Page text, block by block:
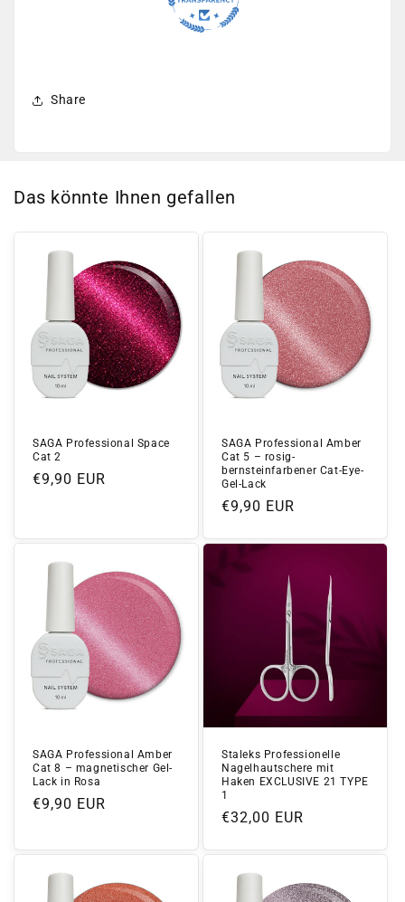
Share
Das könnte Ihnen gefallen
SAGA Professional Space
Cat 2
Normaler
€9,90 EUR
SAGA Professional Amber
Cat 5 – rosig-
bernsteinfarbener Cat-Eye-
Gel-Lack
Normaler
€9,90 EUR
SAGA Professional Amber
Cat 8 – magnetischer Gel-
Lack in Rosa
Normaler
€9,90 EUR
Staleks Professionelle
Nagelhautschere mit
Haken EXCLUSIVE 21 TYPE
1
Normaler
€32,00 EUR